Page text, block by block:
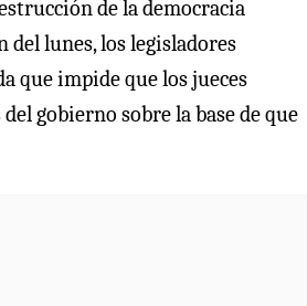
de la democracia
del lunes, los legisladores
que impide que los jueces
gobierno sobre la base de que